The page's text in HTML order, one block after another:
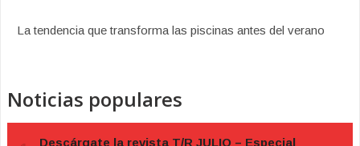
La tendencia que transforma las piscinas antes del verano
Noticias populares